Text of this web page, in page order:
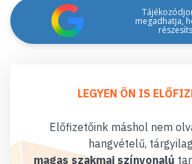
megadhatja,
LEGYEN ÖN IS
Előfizetőink máshol nem
hangvételű,
magas szakmai színvonalú